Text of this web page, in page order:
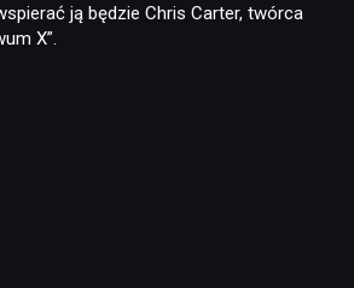
ją będzie Chris Carter, twórca
X”.